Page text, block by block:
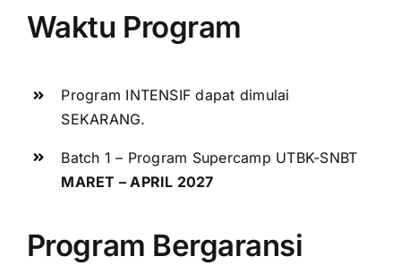
Waktu Program
Program INTENSIF dapat dimulai
SEKARANG.
Batch 1 – Program Supercamp UTBK-SNBT
MARET – APRIL 2027
Program Bergaransi